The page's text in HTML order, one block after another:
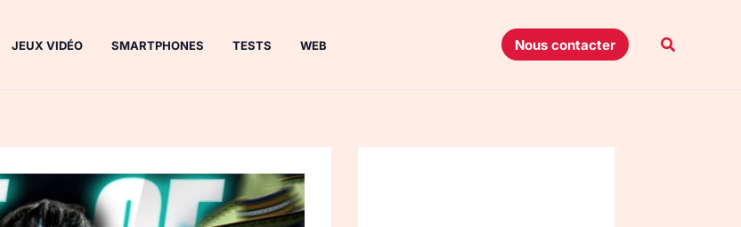
JEUX VIDÉO SMARTPHONES TESTS WEB Nous contacter